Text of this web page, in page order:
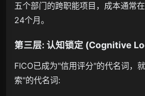
五个部门的跨职能项目，成本通常
24个月。
第三层: 认知锁定 (Cognitive
FICO已成为"信用评分"的代名词，
索"的代名词: